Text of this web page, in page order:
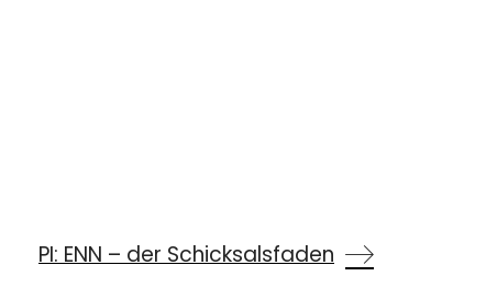
PI: ENN – der Schicksalsfaden